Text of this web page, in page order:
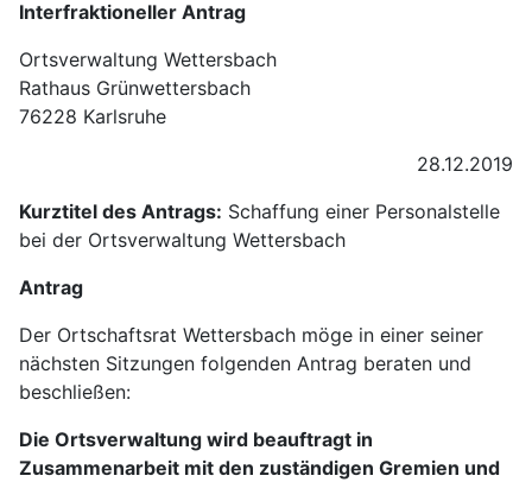
Interfraktioneller Antrag
Ortsverwaltung Wettersbach
Rathaus Grünwettersbach
76228 Karlsruhe
28.12.2019
Kurztitel des Antrags: Schaffung einer Personalstelle
bei der Ortsverwaltung Wettersbach
Antrag
Der Ortschaftsrat Wettersbach möge in einer seiner
nächsten Sitzungen folgenden Antrag beraten und
beschließen:
Die Ortsverwaltung wird beauftragt in
Zusammenarbeit mit den zuständigen Gremien und